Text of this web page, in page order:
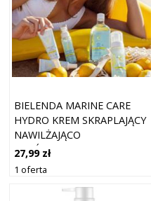
BIELENDA MARINE CARE
HYDRO KREM SKRAPLAJĄCY
NAWILŻAJĄCO
ROZŚWIETLAJĄCY 50ML
27,99 zł
1 oferta